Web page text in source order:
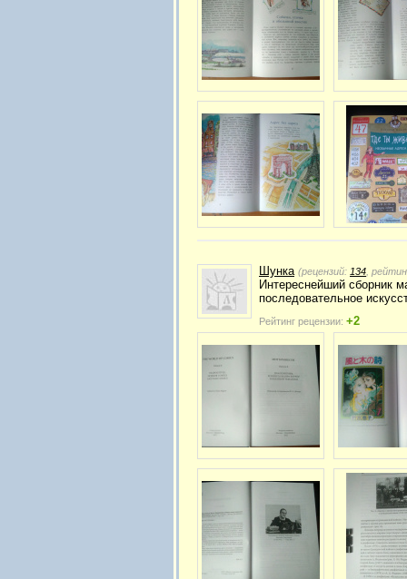
Шунка (рецензий: 134 ,
Интереснейший сборник
последовательное
Рейтинг рецензии: +2